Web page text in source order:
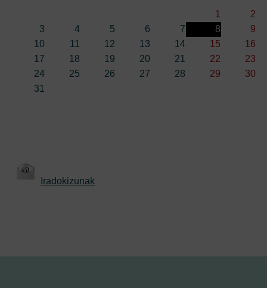
1
2
3
4 5 6 7 8
9
10
11 12 13 14 15
16
17
18 19 20 21 22
23
24
25 26 27 28 29
30
31
Iradokizunak